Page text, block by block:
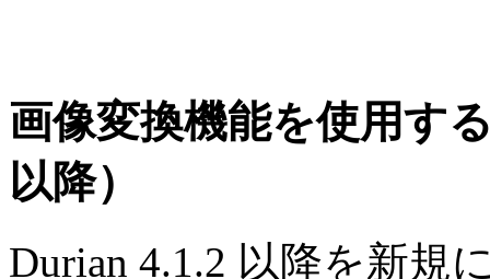
画像変換機能を使用す
以降）
Durian 4.1.2 以降を新規